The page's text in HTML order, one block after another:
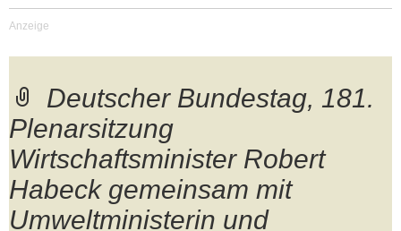
Deutscher Bundestag, 181.
Plenarsitzung
Wirtschaftsminister Robert
Habeck gemeinsam mit
Umweltministerin und